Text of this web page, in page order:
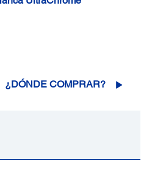
¿DÓNDE COMPRAR?